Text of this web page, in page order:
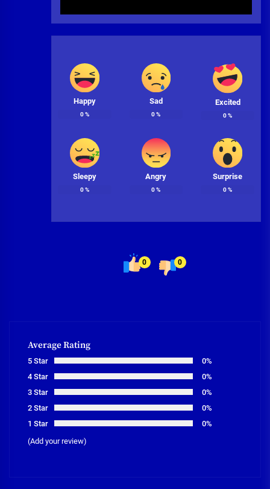
Happy
0%
Sad
0%
Excited
0%
Sleepy
0%
Angry
0%
Surprise
0%
0 0
Average Rating
5 Star
0%
4 Star
0%
3 Star
0%
2 Star
0%
1 Star
0%
(Add your review)